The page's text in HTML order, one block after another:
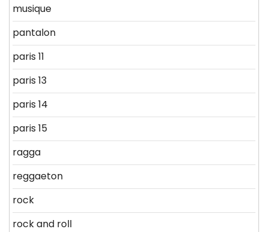
musique
pantalon
paris 11
paris 13
paris 14
paris 15
ragga
reggaeton
rock
rock and roll